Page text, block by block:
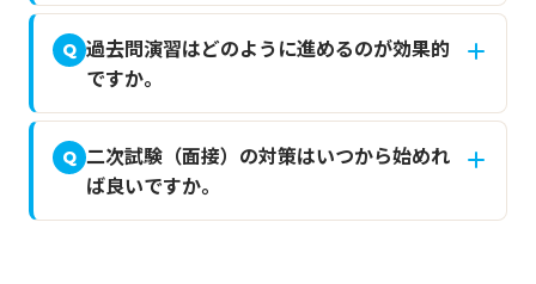
Q 過去問演習はどのように進めるのが効果的
ですか。
Q 二次試験（面接）の対策はいつから始めれ
ば良いですか。